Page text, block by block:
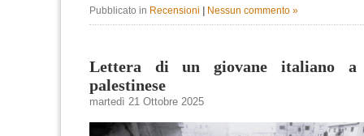
Pubblicato in Recensioni Nessun commento »
Lettera di un giovane italiano a
palestinese
martedì 21 Ottobre 2025